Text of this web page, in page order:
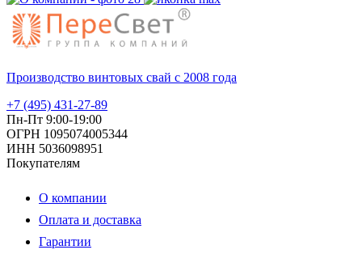
Производство винтовых свай с 2008 года
+7 (495) 431-27-89
Пн-Пт 9:00-19:00
ОГРН 1095074005344
ИНН 5036098951
Покупателям
О компании
Оплата и доставка
Гарантии